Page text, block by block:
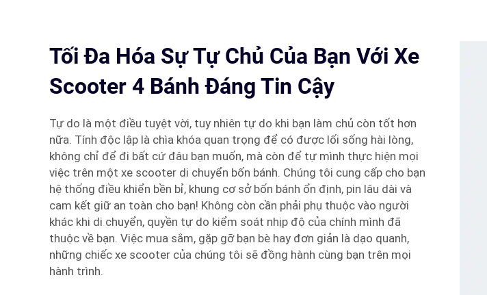
Tối Đa Hóa Sự Tự Chủ Của Bạn Với Xe
Scooter 4 Bánh Đáng Tin Cậy
Tự do là một điều tuyệt vời, tuy nhiên tự do khi bạn làm chủ còn tốt hơn
nữa. Tính độc lập là chìa khóa quan trọng để có được lối sống hài lòng,
không chỉ để đi bất cứ đâu bạn muốn, mà còn để tự mình thực hiện mọi
việc trên một xe scooter di chuyển bốn bánh. Chúng tôi cung cấp cho bạn
hệ thống điều khiển bền bỉ, khung cơ sở bốn bánh ổn định, pin lâu dài và
cam kết giữ an toàn cho bạn! Không còn cần phải phụ thuộc vào người
khác khi di chuyển, quyền tự do kiểm soát nhịp độ của chính mình đã
thuộc về bạn. Việc mua sắm, gặp gỡ bạn bè hay đơn giản là dạo quanh,
những chiếc xe scooter của chúng tôi sẽ đồng hành cùng bạn trên mọi
hành trình.